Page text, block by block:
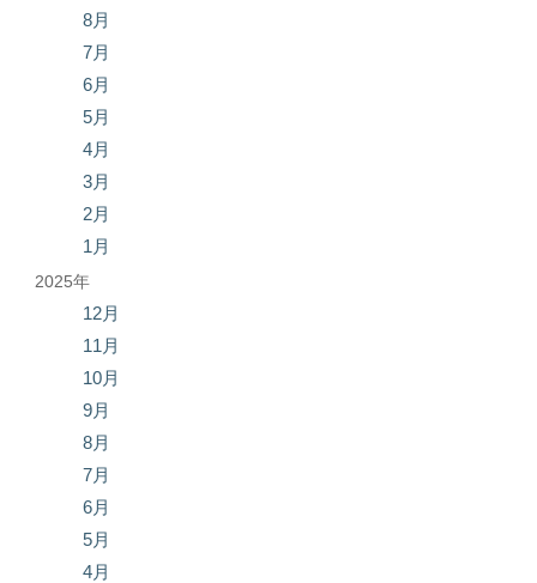
8月
7月
6月
5月
4月
3月
2月
1月
2025年
12月
11月
10月
9月
8月
7月
6月
5月
4月